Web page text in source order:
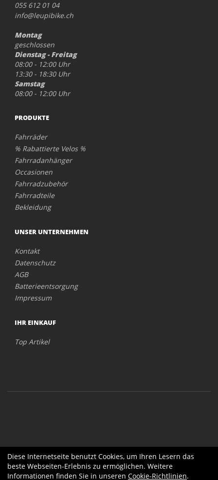
055 612 01 04
info@leupibike.ch
Montag
geschlossen
Dienstag - Freitag
08:00 - 12:00 Uhr
13:30 - 18:30 Uhr
Samstag
08:00 - 12:00 Uhr
PRODUKTE
Fahrräder
% Rabattierte Velos %
Fahrradanhänger
Occasionen
Fahrradzubehör
Fahrradteile
Bekleidung
UNSER UNTERNEHMEN
Kontakt
Datenschutz
AGB
Batterieentsorgung
Impressum
IHR EINKAUF
Top Artikel
Diese Internetseite benutzt Cookies, um Ihren Lesern das
beste Webseiten-Erlebnis zu ermöglichen. Weitere
Informationen finden Sie in unseren Cookie-Richtlinien.